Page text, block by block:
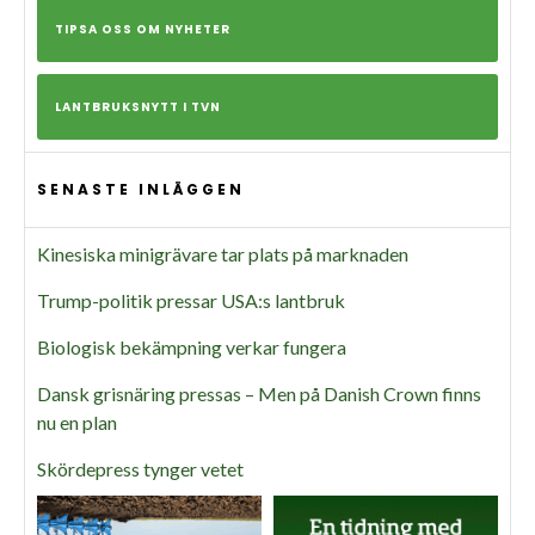
TIPSA OSS OM NYHETER
LANTBRUKSNYTT I TVN
SENASTE INLÄGGEN
Kinesiska minigrävare tar plats på marknaden
Trump-politik pressar USA:s lantbruk
Biologisk bekämpning verkar fungera
Dansk grisnäring pressas – Men på Danish Crown finns
nu en plan
Skördepress tynger vetet